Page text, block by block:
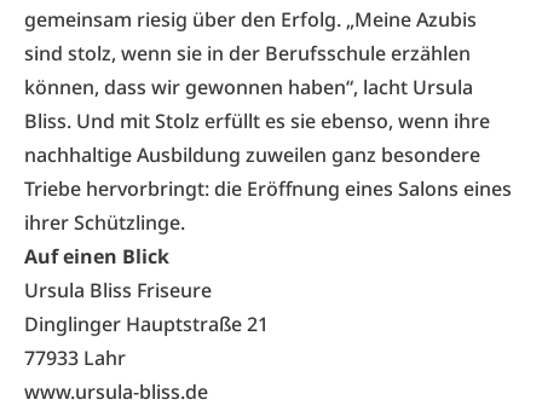
gemeinsam riesig über den Erfolg. „Meine Azubis
sind stolz, wenn sie in der Berufsschule erzählen
können, dass wir gewonnen haben“, lacht Ursula
Bliss. Und mit Stolz erfüllt es sie ebenso, wenn ihre
nachhaltige Ausbildung zuweilen ganz besondere
Triebe hervorbringt: die Eröffnung eines Salons eines
ihrer Schützlinge.
Auf einen Blick
Ursula Bliss Friseure
Dinglinger Hauptstraße 21
77933 Lahr
www.ursula-bliss.de